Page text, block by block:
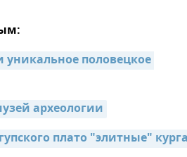
половецкое
археологии
плато "элитные"